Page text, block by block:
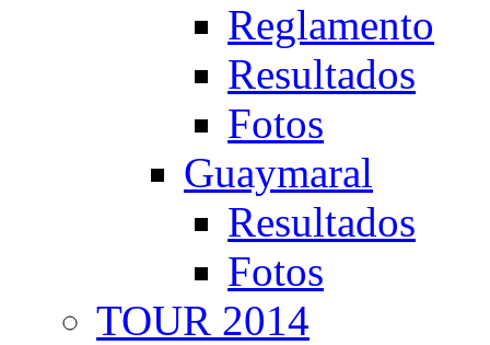
Reglamento
Resultados
Fotos
Guaymaral
Resultados
Fotos
TOUR 2014